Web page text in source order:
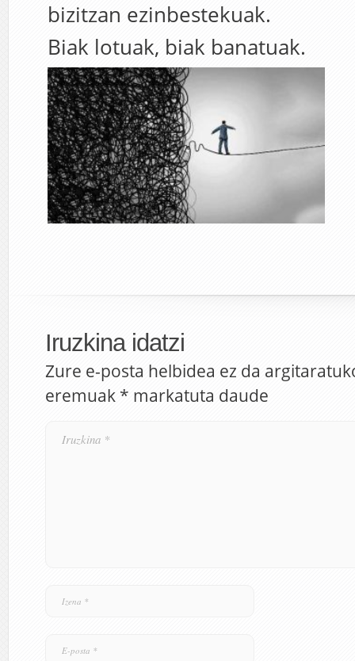
bizitzan ezinbestekuak.
Biak lotuak, biak banatuak.
Iruzkina idatzi
Zure e-posta helbidea ez da
eremuak * markatuta daude